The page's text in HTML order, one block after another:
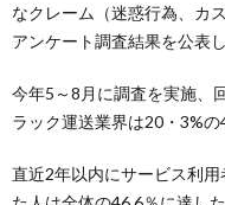
なクレーム（迷惑行為、カ
アンケート調査結果を公表し
今年5～8月に調査を実施、
ラック運送業界は20・3%の
直近2年以内にサービス利